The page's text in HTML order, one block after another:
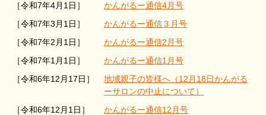
［令和7年4月1日］
かんがるー通信4月号
［令和7年3月1日］
かんがるー通信３月号
［令和7年2月1日］
かんがるー通信2月号
［令和7年1月1日］
かんがるー通信1月号
［令和6年12月17日］
地域親子の皆様へ（12月18日かんがる
ーサロンの中止について）
［令和6年12月1日］
かんがるー通信12月号